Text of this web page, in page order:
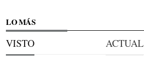
LO MÁS
VISTO ACTUAL